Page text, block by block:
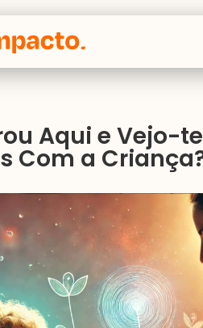
Aqui e Vejo-
Com a